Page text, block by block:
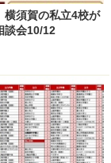
横須賀の私立4校が
会10/12